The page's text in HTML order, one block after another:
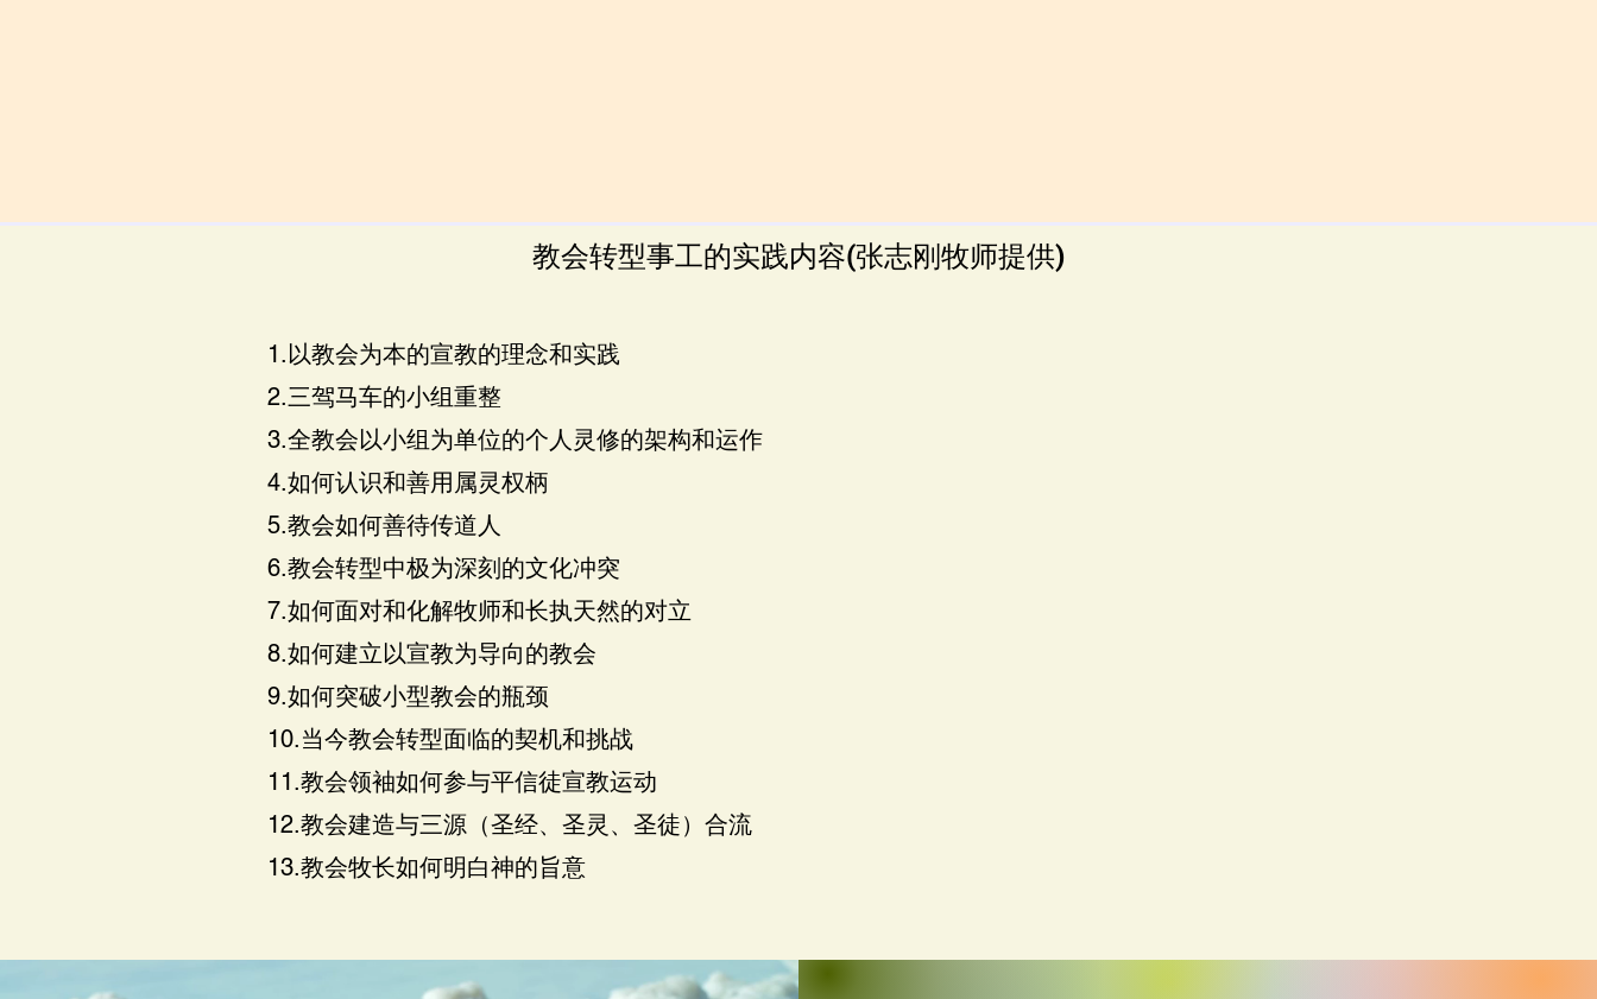
教会转型事工的实践内容(张志刚牧师提供)
1.以教会为本的宣教的理念和实践
2.三驾马车的小组重整
3.全教会以小组为单位的个人灵修的架构和运作
4.如何认识和善用属灵权柄
5.教会如何善待传道人
6.教会转型中极为深刻的文化冲突
7.如何面对和化解牧师和长执天然的对立
8.如何建立以宣教为导向的教会
9.如何突破小型教会的瓶颈
10.当今教会转型面临的契机和挑战
11.教会领袖如何参与平信徒宣教运动
12.教会建造与三源（圣经、圣灵、圣徒）合流
13.教会牧长如何明白神的旨意